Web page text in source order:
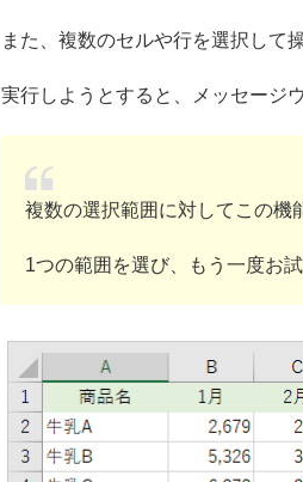
また、複数のセルや行を選択して
実行しようとすると、メッセージ
複数の選択範囲に対してこの機
1つの範囲を選び、もう一度お試